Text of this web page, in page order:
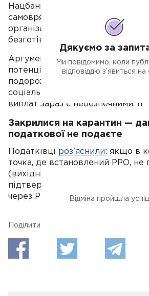
Нацбанк
Кабмін і
самоврядування про
організацій, підприємств,
безготівкову форму розрахунків.
Аргументує це тим, що
потенційно можуть бути носіями
подорожі для отримання
соціальних виплат, субсидій та
виплат зараз є небезпечними. h
Закрилися на карантин —
податкової не подаєте
Податківці роз'яснили: якщо в
точка, де встановлений РРО, не
(вихідні, святкові дні, ремонт на
підтверджує це, інформація
через РРО операцій до ДПС не
Поділитися:
Дякуємо за
Ми повідомимо, коли
відповіддю з’явиться на
Відміна пройшла